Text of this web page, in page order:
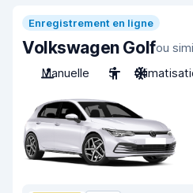
Enregistrement en ligne
Volkswagen Golfou
Manuelle
5